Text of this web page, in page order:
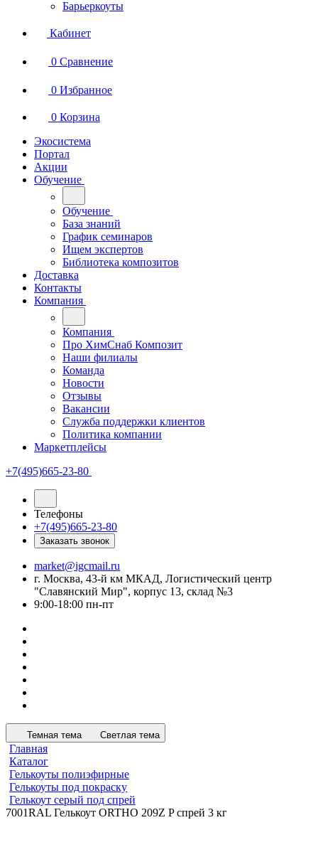
Барьеркоуты
Кабинет
0 Сравнение
0 Избранное
0 Корзина
Экосистема
Портал
Акции
Обучение
Обучение
База знаний
График семинаров
Ищем экспертов
Библиотека композитов
Доставка
Контакты
Компания
Компания
Про ХимСнаб Композит
Наши филиалы
Команда
Новости
Отзывы
Вакансии
Служба поддержки клиентов
Политика компании
Маркетплейсы
+7(495)665-23-80
Телефоны
+7(495)665-23-80
Заказать звонок
market@igcmail.ru
г. Москва, 43-й км МКАД, Логистический центр
"Славянский Мир", корпус 13, склад №3
9:00-18:00 пн-пт
Темная тема Светлая тема
Главная
Каталог
Гелькоуты полиэфирные
Гелькоуты под покраску
Гелькоут серый под спрей
7001RAL Гелькоут ORTHO 209Z P спрей 3 кг